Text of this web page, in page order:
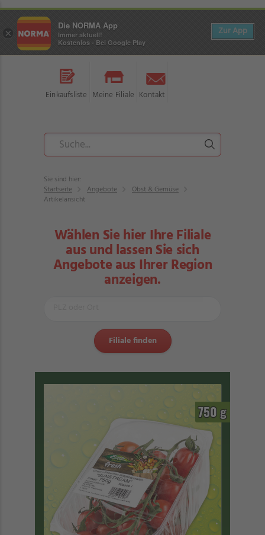
Einkaufsliste Meine Filiale Kontakt
Sie sind hier:
Startseite
Angebote
Obst & Gemüse
Artikelansicht
Wählen Sie hier Ihre Filiale
aus und lassen Sie sich
Angebote aus Ihrer Region
anzeigen.
750 g
×
Die NORMA App
Immer aktuell!
Kostenlos - Bei Google Play
Zur App